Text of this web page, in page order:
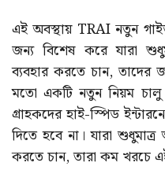
এই অবস্থায় TRAI নতুন
জন্য বিশেষ করে যারা
ব্যবহার করতে চান, তাদের
মতো একটি নতুন নিয়ম চালু
গ্রাহকদের হাই-স্পিড
দিতে হবে না। যারা
করতে চান, তারা কম খরচে